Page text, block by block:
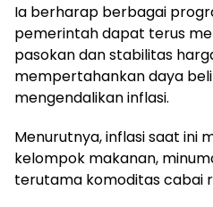
Ia berharap berbagai
pemerintah dapat terus
pasokan dan stabilitas
mempertahankan daya
mengendalikan inflasi.
Menurutnya, inflasi saat ini
kelompok makanan,
terutama komoditas cabai